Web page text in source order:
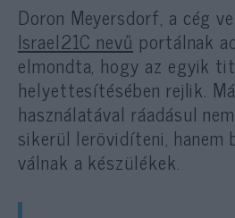
Doron Meyersdorf, a cég
Israel21C nevű portálnak
elmondta, hogy az egyik
helyettesítésében rejlik.
használatával ráadásul
sikerül lerövidíteni, hanem
válnak a készülékek.